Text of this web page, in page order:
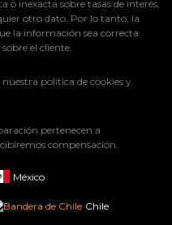
o inexacta sobre tasas de interés,
otro dato. Por lo tanto, la
la información sea correcta
el cliente.
nuestra política de cookies y
pertenecen a
compensación.
México
Chile